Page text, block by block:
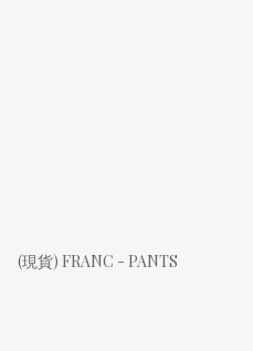
(現貨) FRANC - PANTS